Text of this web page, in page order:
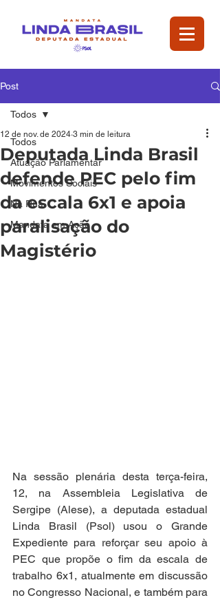
Post
Todos
Atuação Parlamentar
Movimentos Sociais
Na Rua
Mandata em Ação
Todos
Deputada Linda Brasil
defende PEC pelo fim
da escala 6x1 e apoia
paralisação do
Magistério
12 de nov. de 2024 3 min de leitura
Na sessão plenária desta terça-feira,
12, na Assembleia Legislativa de
Sergipe (Alese), a deputada estadual
Linda Brasil (Psol) usou o Grande
Expediente para reforçar seu apoio à
PEC que propõe o fim da escala de
trabalho 6x1, atualmente em discussão
no Congresso Nacional, e também para